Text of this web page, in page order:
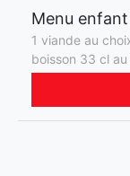
Menu
1 viande au
boisson 33 cl